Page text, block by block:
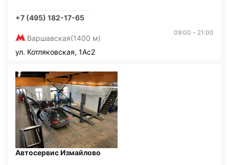
+7 (495) 182-17-65
Варшавская(1400 м)
09:00 - 21:00
ул. Котляковская, 1Ас2
Автосервис Измайлово